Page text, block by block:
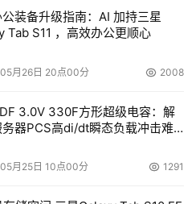
模式的目的。"U盘寄生虫"变
中的所有盘符根目录下创建磁
和病毒主程序文
种cnk），实现双击盘符启动"U
，给计算机用户带来潜在的威
台连接骇客指定的远程服务器
dd/"，下载恶意程
装备升级指南：AI 加持三星
Tab S11 ，高效办公更顺心
月26日 20点00分 2008
3.0V 330F方形超级电容：解
务器PCS高di/dt瞬态负载冲击难
月25日 10点00分 1291